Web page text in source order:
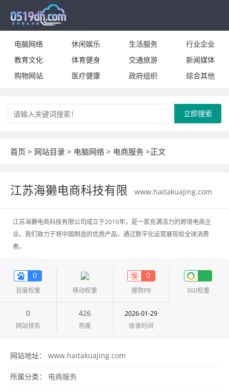
电脑网络 休闲娱乐 生活服务
行业企业
教育文化
体育健身 交通旅游
新闻媒体
购物网站
医疗健康 政府组织 综合其他
立即搜索
首页 > 网站目录 > 电脑网络 > 电商服务 >正文
江苏海獭电商科技有限 www.haitakuajing.com
江苏海獭电商科技有限公司成立于2016年，是一家充满活力的跨境电商企
业。我们致力于将中国制造的优质产品，通过数字化运营展现给全球消费
者。
0
百度权重 移动权重
0
搜狗PR 360权重
0
网站排名
426
热度
2026-01-29
收录时间
网站地址： www.haitakuajing.com
所属分类： 电商服务